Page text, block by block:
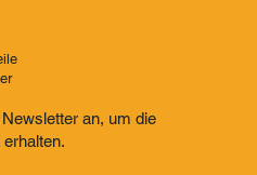
an, um die